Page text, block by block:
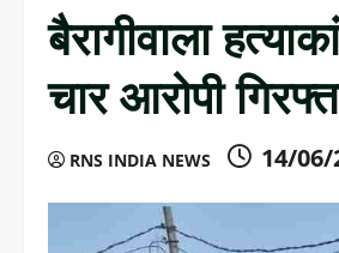
बैरागीवाला
चार आरोपी
RNS INDIA NEWS 14/06/